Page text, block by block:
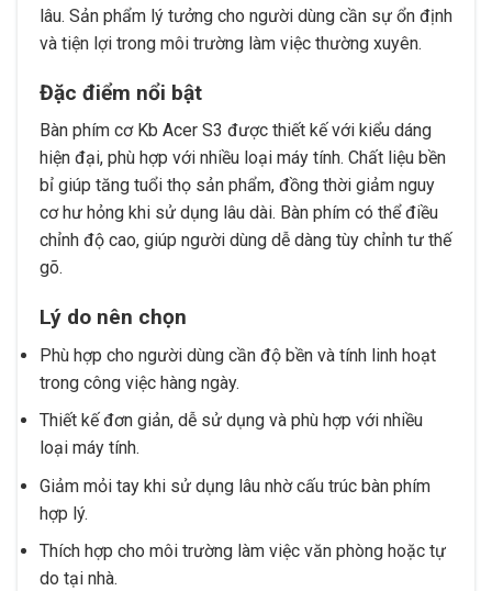
lâu. Sản phẩm lý tưởng cho người dùng cần sự ổn định
và tiện lợi trong môi trường làm việc thường xuyên.
Đặc điểm nổi bật
Bàn phím cơ Kb Acer S3 được thiết kế với kiểu dáng
hiện đại, phù hợp với nhiều loại máy tính. Chất liệu bền
bỉ giúp tăng tuổi thọ sản phẩm, đồng thời giảm nguy
cơ hư hỏng khi sử dụng lâu dài. Bàn phím có thể điều
chỉnh độ cao, giúp người dùng dễ dàng tùy chỉnh tư thế
gõ.
Lý do nên chọn
Phù hợp cho người dùng cần độ bền và tính linh hoạt
trong công việc hàng ngày.
Thiết kế đơn giản, dễ sử dụng và phù hợp với nhiều
loại máy tính.
Giảm mỏi tay khi sử dụng lâu nhờ cấu trúc bàn phím
hợp lý.
Thích hợp cho môi trường làm việc văn phòng hoặc tự
do tại nhà.